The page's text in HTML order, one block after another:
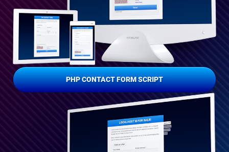
PHP CONTACT FORM SCRIPT